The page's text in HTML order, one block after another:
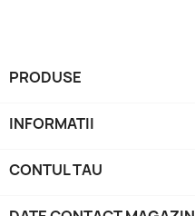
PRODUSE
INFORMATII
CONTUL TAU